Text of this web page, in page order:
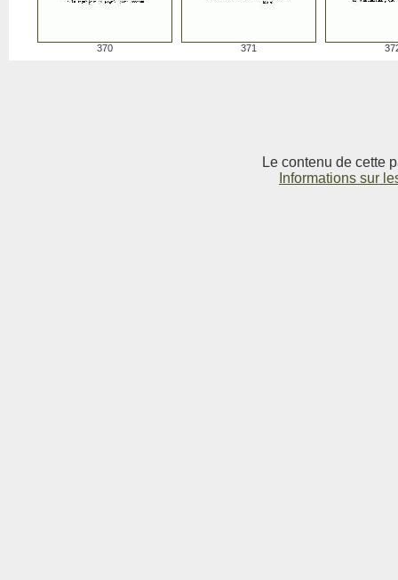
370 371
Le contenu de cette
Informations sur